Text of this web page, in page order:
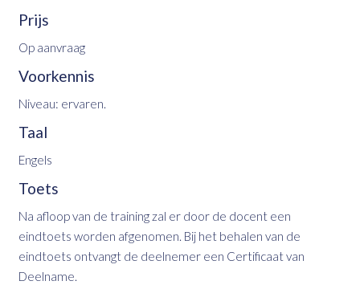
Prijs
Op aanvraag
Voorkennis
Niveau: ervaren.
Taal
Engels
Toets
Na afloop van de training zal er door de docent een
eindtoets worden afgenomen. Bij het behalen van de
eindtoets ontvangt de deelnemer een Certificaat van
Deelname.